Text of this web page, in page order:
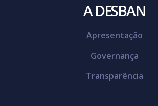
A DESBAN
Apresentação
Governança
Transparência